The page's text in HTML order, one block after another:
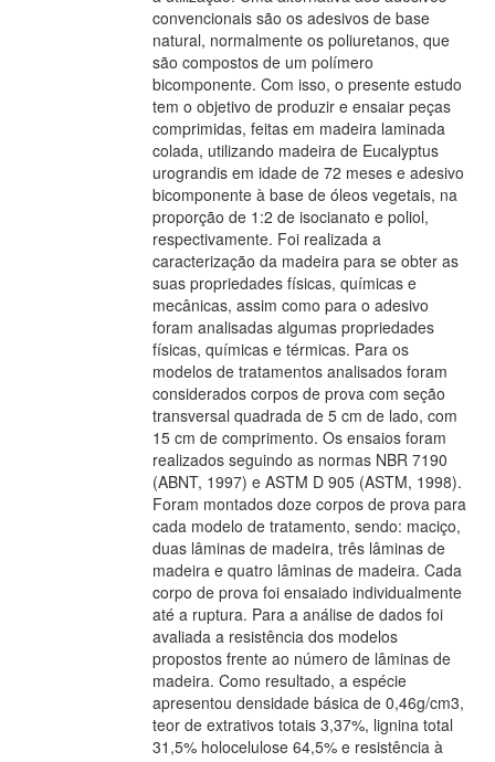
convencionais são os adesivos de base
natural, normalmente os poliuretanos, que
são compostos de um polímero
bicomponente. Com isso, o presente estudo
tem o objetivo de produzir e ensaiar peças
comprimidas, feitas em madeira laminada
colada, utilizando madeira de Eucalyptus
urograndis em idade de 72 meses e adesivo
bicomponente à base de óleos vegetais, na
proporção de 1:2 de isocianato e poliol,
respectivamente. Foi realizada a
caracterização da madeira para se obter as
suas propriedades físicas, químicas e
mecânicas, assim como para o adesivo
foram analisadas algumas propriedades
físicas, químicas e térmicas. Para os
modelos de tratamentos analisados foram
considerados corpos de prova com seção
transversal quadrada de 5 cm de lado, com
15 cm de comprimento. Os ensaios foram
realizados seguindo as normas NBR 7190
(ABNT, 1997) e ASTM D 905 (ASTM, 1998).
Foram montados doze corpos de prova para
cada modelo de tratamento, sendo: maciço,
duas lâminas de madeira, três lâminas de
madeira e quatro lâminas de madeira. Cada
corpo de prova foi ensaiado individualmente
até a ruptura. Para a análise de dados foi
avaliada a resistência dos modelos
propostos frente ao número de lâminas de
madeira. Como resultado, a espécie
apresentou densidade básica de 0,46g/cm3,
teor de extrativos totais 3,37%, lignina total
31,5% holocelulose 64,5% e resistência à